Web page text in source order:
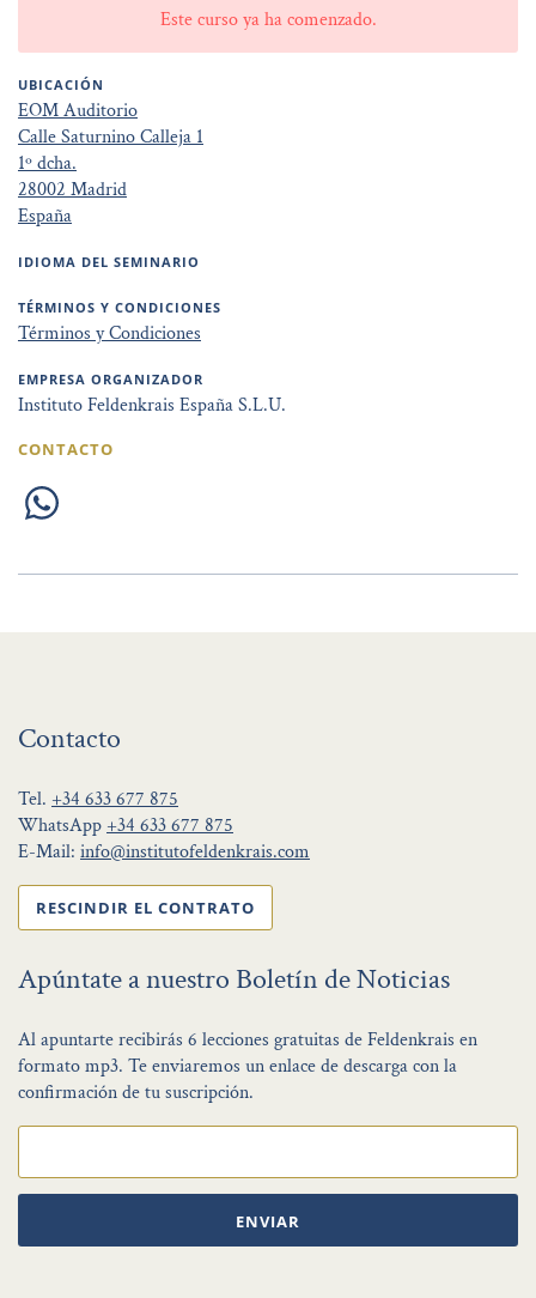
Este curso ya ha comenzado.
UBICACIÓN
EOM Auditorio
Calle Saturnino Calleja 1
1º dcha.
28002 Madrid
España
IDIOMA DEL SEMINARIO
TÉRMINOS Y CONDICIONES
Términos y Condiciones
EMPRESA ORGANIZADOR
Instituto Feldenkrais España S.L.U.
CONTACTO
Contacto
Tel. +34 633 677 875
WhatsApp +34 633 677 875
E-Mail: info@institutofeldenkrais.com
RESCINDIR EL CONTRATO
Apúntate a nuestro Boletín de Noticias
Al apuntarte recibirás 6 lecciones gratuitas de Feldenkrais en
formato mp3. Te enviaremos un enlace de descarga con la
confirmación de tu suscripción.
ENVIAR